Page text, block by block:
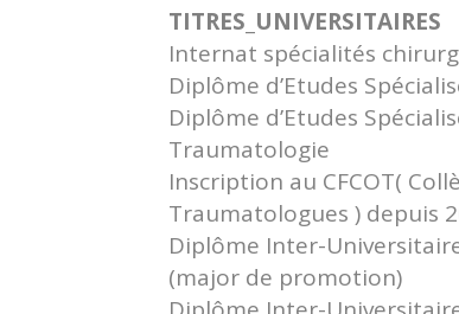
TITRES_UNIVERSITAIRES
Internat spécialités
Diplôme d’Etudes
Diplôme d’Etudes
Traumatologie
Inscription au CFCOT(
Traumatologues ) depuis
Diplôme Inter-
(major de promotion)